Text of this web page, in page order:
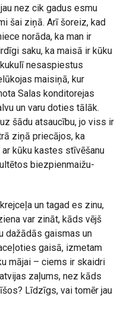
nez cik gadus esmu
šai ziņā. Arī šoreiz, kad
norāda, ka man ir
saku, ka maisā ir kūku
nesaspiestus
maisiņā, kur
Salas konditorejas
un varu doties tālāk.
šādu atsaucību, jo viss ir
ziņā priecājos, ka
kūku kastes stīvēšanu
biezpienmaižu-
un tagad es zinu,
var zināt, kāds vējš
dažādās gaismas un
gaisā, izmetam
mājai – ciems ir skaidri
zaļums, nez kāds
Līdzīgs, vai tomēr jau